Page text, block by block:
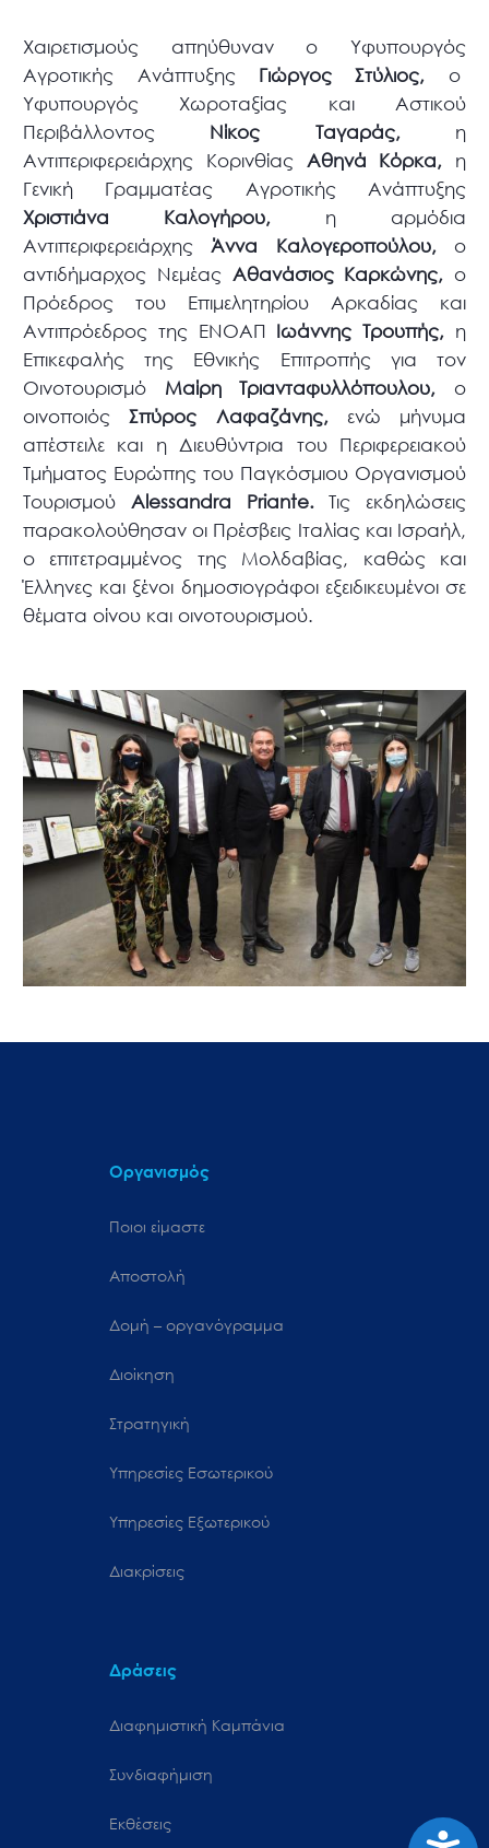
Χαιρετισμούς απηύθυναν ο Υφυπουργός
Αγροτικής Ανάπτυξης Γιώργος Στύλιος, ο
Υφυπουργός Χωροταξίας και Αστικού
Περιβάλλοντος Νίκος Ταγαράς,η
Αντιπεριφερειάρχης Κορινθίας Αθηνά Κόρκα, η
Γενική Γραμματέας Αγροτικής Ανάπτυξης
Χριστιάνα Καλογήρου, η αρμόδια
Αντιπεριφερειάρχης Άννα Καλογεροπούλου,ο
αντιδήμαρχος Νεμέας Αθανάσιος Καρκώνης, ο
Πρόεδρος του Επιμελητηρίου Αρκαδίας και
Αντιπρόεδρος της ΕΝΟΑΠ Ιωάννης Τρουπής, η
Επικεφαλής της Εθνικής Επιτροπής για τον
Οινοτουρισμό Μαίρη Τριανταφυλλόπουλου, ο
οινοποιόςΣπύρος Λαφαζάνης,ενώ μήνυμα
απέστειλε και η Διευθύντρια του Περιφερειακού
Τμήματος Ευρώπης του Παγκόσμιου Οργανισμού
Τουρισμού Alessandra Priante.Τις εκδηλώσεις
παρακολούθησαν οι Πρέσβεις Ιταλίας και Ισραήλ,
ο επιτετραμμένος της Μολδαβίας, καθώς και
Έλληνες και ξένοι δημοσιογράφοι εξειδικευμένοι σε
θέματα οίνου και οινοτουρισμού.
Οργανισμός
Ποιοι είμαστε
Αποστολή
Δομή – οργανόγραμμα
Διοίκηση
Στρατηγική
Υπηρεσίες Εσωτερικού
Υπηρεσίες Εξωτερικού
Διακρίσεις
Δράσεις
Διαφημιστική Καμπάνια
Συνδιαφήμιση
Εκθέσεις